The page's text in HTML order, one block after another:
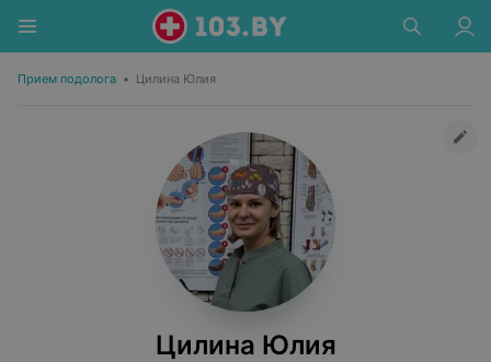
Прием подолога • Цилина Юлия
Цилина Юлия